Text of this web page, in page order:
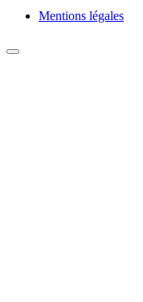
Mentions légales